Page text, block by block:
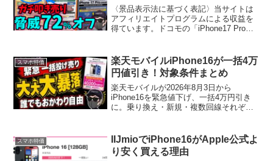
〈景品表示法に基づく表記〉当サイトは
アフィリエイトプログラムによる収益を
得ています。ドコモの「iPhone17 Pro」
iPhone17 Proが大手量販店で大幅...
スマホ特価
楽天モバイルiPhone16が一括4万
円値引き！対象条件まとめ
楽天モバイルが2026年8月3日から
iPhone16を緊急値下げ、一括4万円引き
に。乗り換え・新規・複数回線それぞれ
スマホ特価
IIJmioでiPhone16がApple公式よ
り安く買える理由